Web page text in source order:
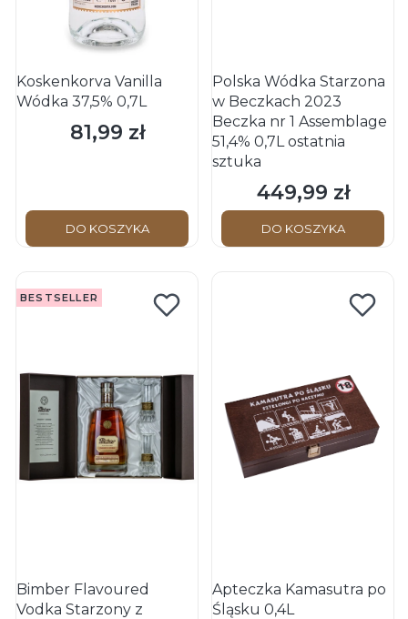
Koskenkorva Vanilla
Wódka 37,5% 0,7L
Cena
81,99 zł
DO KOSZYKA
Polska Wódka Starzona
w Beczkach 2023
Beczka nr 1 Assemblage
51,4% 0,7L ostatnia
sztuka
Cena
449,99 zł
DO KOSZYKA
BESTSELLER
Bimber Flavoured
Vodka Starzony z
Apteczka Kamasutra po
Śląsku 0,4L